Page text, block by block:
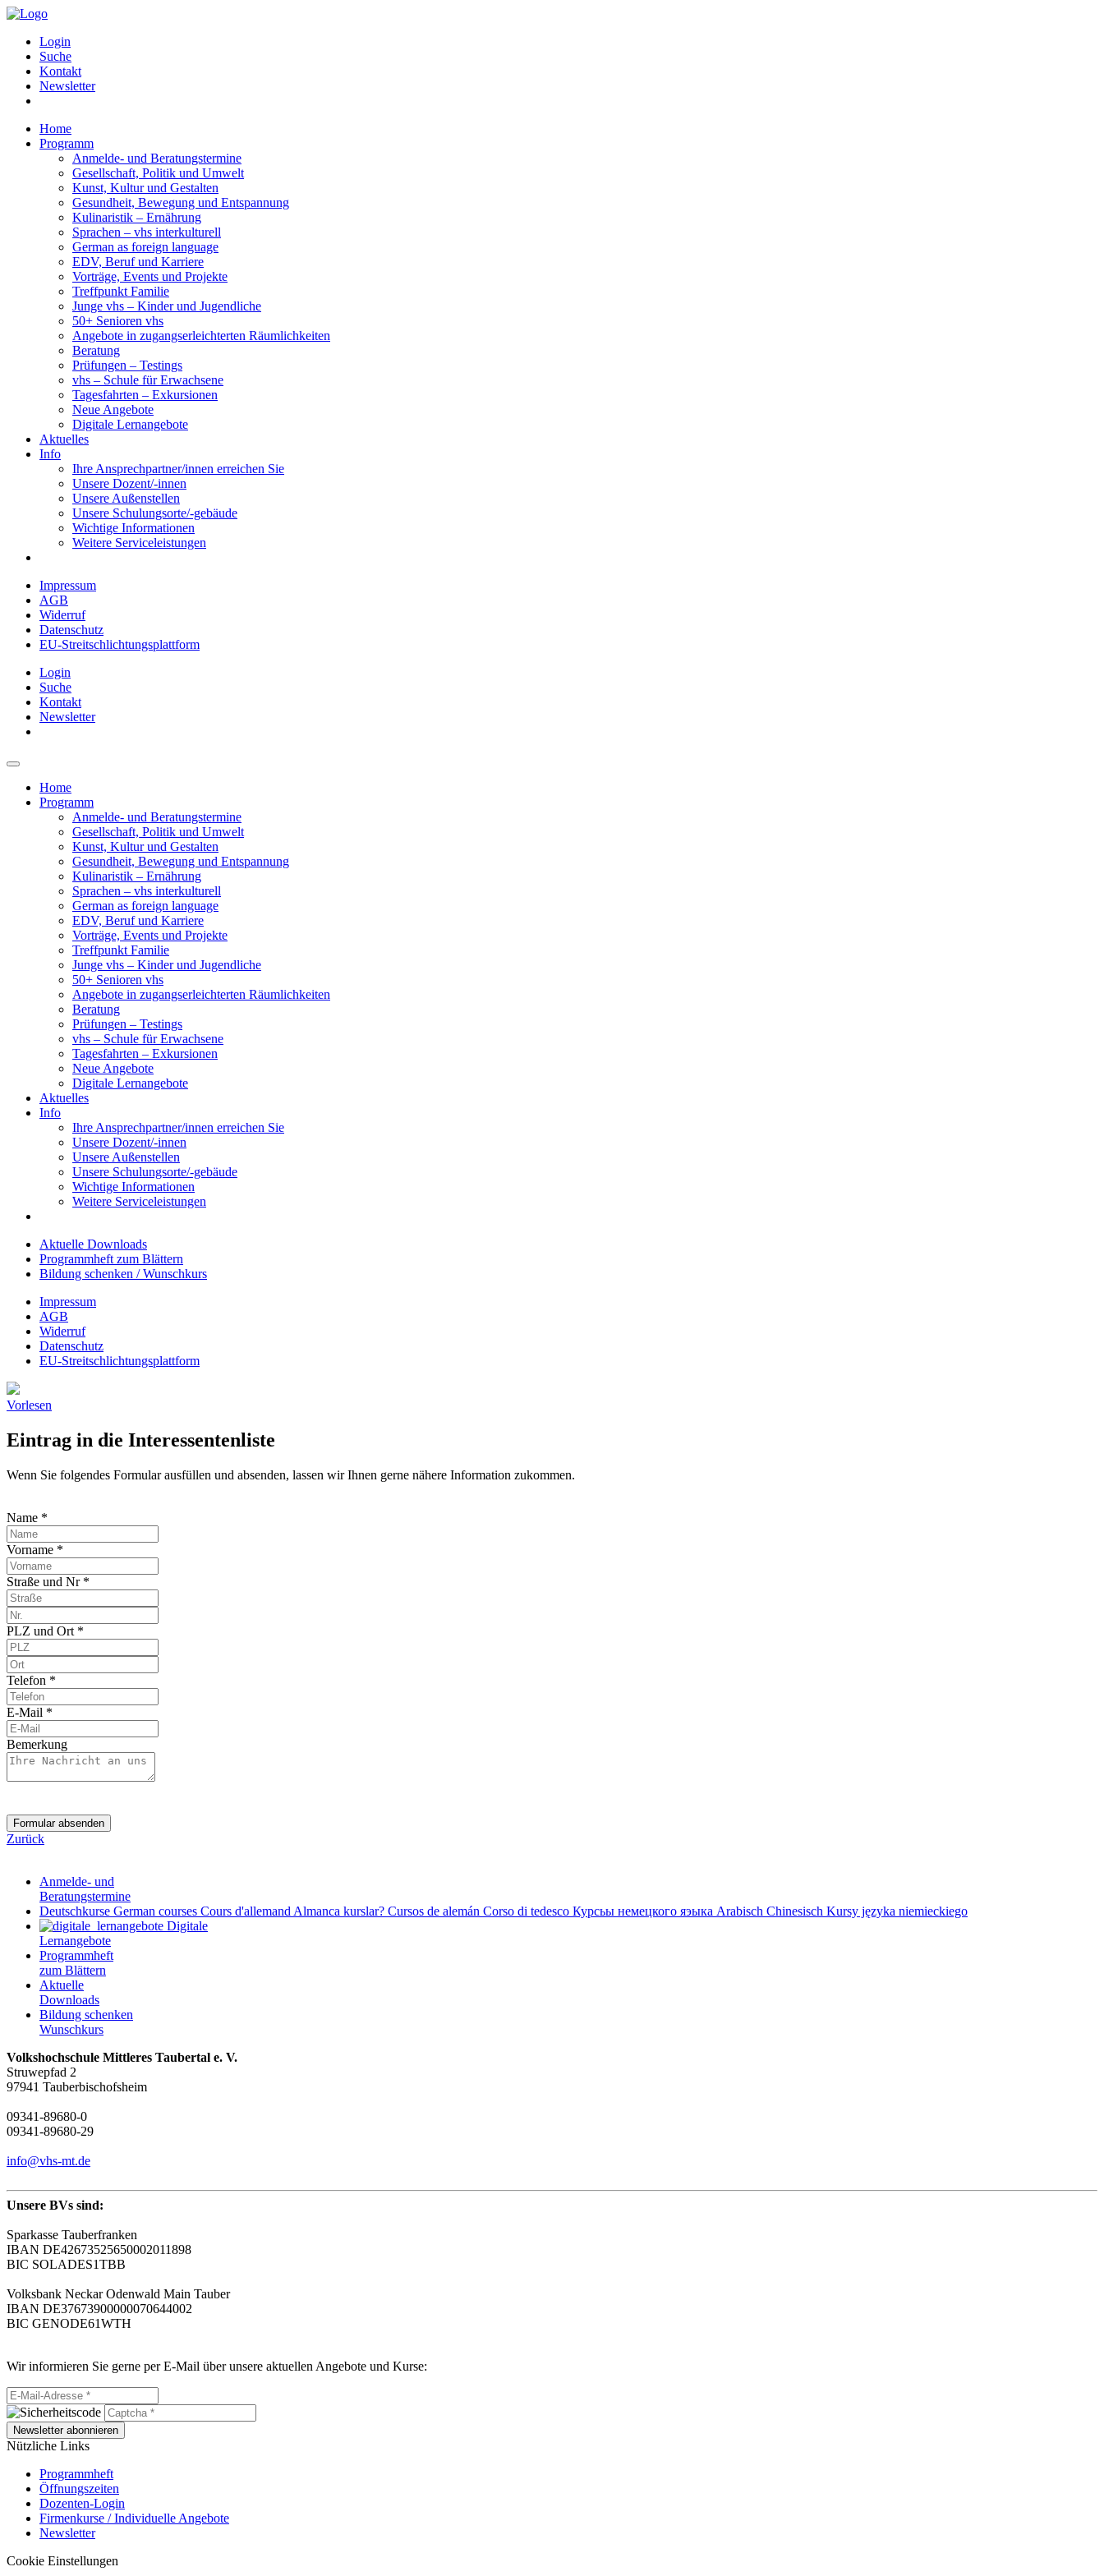
Login
Suche
Kontakt
Newsletter
Home
Programm
Anmelde- und Beratungstermine
Gesellschaft, Politik und Umwelt
Kunst, Kultur und Gestalten
Gesundheit, Bewegung und Entspannung
Kulinaristik – Ernährung
Sprachen – vhs interkulturell
German as foreign language
EDV, Beruf und Karriere
Vorträge, Events und Projekte
Treffpunkt Familie
Junge vhs – Kinder und Jugendliche
50+ Senioren vhs
Angebote in zugangserleichterten Räumlichkeiten
Beratung
Prüfungen – Testings
vhs – Schule für Erwachsene
Tagesfahrten – Exkursionen
Neue Angebote
Digitale Lernangebote
Aktuelles
Info
Ihre Ansprechpartner/innen erreichen Sie
Unsere Dozent/-innen
Unsere Außenstellen
Unsere Schulungsorte/-gebäude
Wichtige Informationen
Weitere Serviceleistungen
Impressum
AGB
Widerruf
Datenschutz
EU-Streitschlichtungsplattform
Login
Suche
Kontakt
Newsletter
Home
Programm
Anmelde- und Beratungstermine
Gesellschaft, Politik und Umwelt
Kunst, Kultur und Gestalten
Gesundheit, Bewegung und Entspannung
Kulinaristik – Ernährung
Sprachen – vhs interkulturell
German as foreign language
EDV, Beruf und Karriere
Vorträge, Events und Projekte
Treffpunkt Familie
Junge vhs – Kinder und Jugendliche
50+ Senioren vhs
Angebote in zugangserleichterten Räumlichkeiten
Beratung
Prüfungen – Testings
vhs – Schule für Erwachsene
Tagesfahrten – Exkursionen
Neue Angebote
Digitale Lernangebote
Aktuelles
Info
Ihre Ansprechpartner/innen erreichen Sie
Unsere Dozent/-innen
Unsere Außenstellen
Unsere Schulungsorte/-gebäude
Wichtige Informationen
Weitere Serviceleistungen
Aktuelle Downloads
Programmheft zum Blättern
Bildung schenken / Wunschkurs
Impressum
AGB
Widerruf
Datenschutz
EU-Streitschlichtungsplattform
Vorlesen
Eintrag in die Interessentenliste
Wenn Sie folgendes Formular ausfüllen und absenden, lassen wir Ihnen gerne nähere Information zukommen.
Name *
Vorname *
Straße und Nr *
PLZ und Ort *
Telefon *
E-Mail *
Bemerkung
Formular absenden
Zurück
Anmelde- und
Beratungstermine
Deutschkurse German courses Cours d'allemand Almanca kurslar? Cursos de alemán Corso di tedesco Курсьы немецкого яэыка Arabisch Chinesisch Kursy języka niemieckiego
Digitale
Lernangebote
Programmheft
zum Blättern
Aktuelle
Downloads
Bildung schenken
Wunschkurs
Volkshochschule Mittleres Taubertal e. V.
Struwepfad 2
97941 Tauberbischofsheim
09341-89680-0
09341-89680-29
info@vhs-mt.de
Unsere BVs sind:
Sparkasse Tauberfranken
IBAN DE42673525650002011898
BIC SOLADES1TBB
Volksbank Neckar Odenwald Main Tauber
IBAN DE37673900000070644002
BIC GENODE61WTH
Wir informieren Sie gerne per E-Mail über unsere aktuellen Angebote und Kurse:
Newsletter abonnieren
Nützliche Links
Programmheft
Öffnungszeiten
Dozenten-Login
Firmenkurse / Individuelle Angebote
Newsletter
Cookie Einstellungen